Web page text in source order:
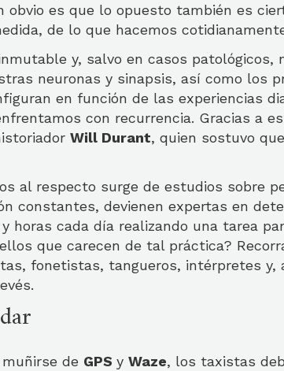
obvio es que lo opuesto también es
de lo que hacemos
y, salvo en casos patológicos,
neuronas y sinapsis, así como los
en función de las experiencias
con recurrencia. Gracias a
Will Durant, quien sostuvo
al respecto surge de estudios sobre
constantes, devienen expertas en
horas cada día realizando una tarea
que carecen de tal práctica?
fonetistas, tangueros, intérpretes y,
de GPS y Waze, los taxistas